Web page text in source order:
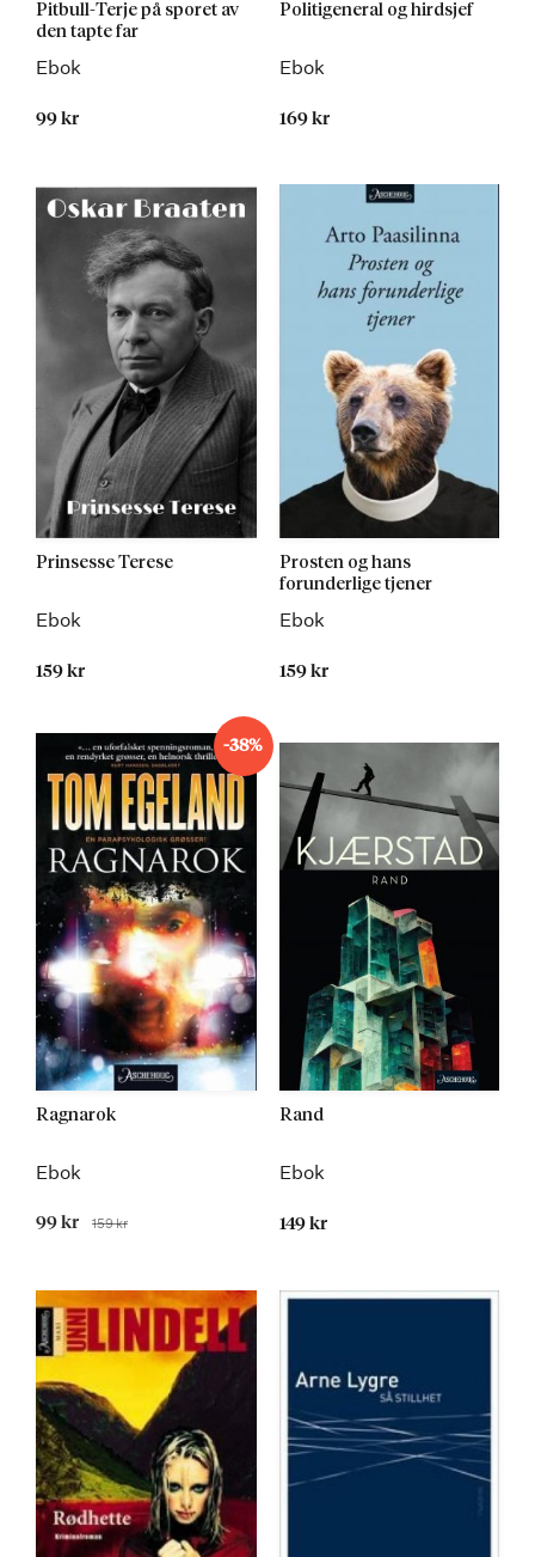
Pitbull-Terje på sporet av
den tapte far
Ebok
99 kr
Politigeneral og hirdsjef
Ebok
169 kr
Prinsesse Terese
Ebok
159 kr
Prosten og hans
forunderlige tjener
Ebok
159 kr
-38%
Ragnarok
Ebok
Tilbudspris
99 kr Før
159 kr
Rand
Ebok
149 kr